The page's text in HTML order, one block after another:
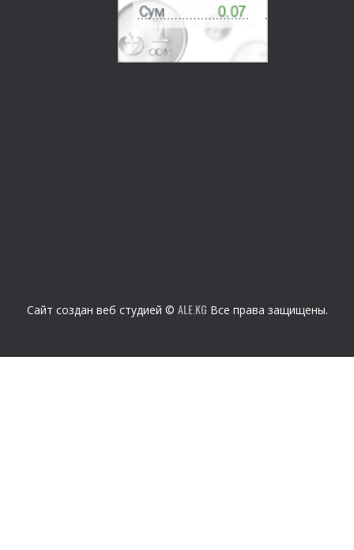
Сайт создан веб студией © ALE.KG Все права защищены.